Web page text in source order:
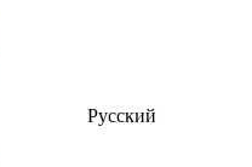
Русский